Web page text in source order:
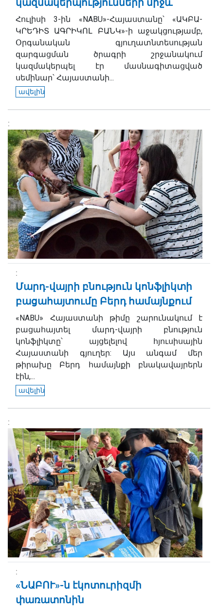
կազմակերպությունների միջև
Հուլիսի 3-ին «NABU»-Հայաստանը՝ «ԱԿԲԱ-
ԿՐԵԴԻՏ ԱԳՐԻԿՈԼ ԲԱՆԿ»-ի աջակցությամբ,
Օրգանական գյուղատնտեսության
զարգացման ծրագրի շրջանակում
կազմակերպել էր մասնագիտացված
սեմինար՝ Հայաստանի...
ավելին
Մարդ-վայրի բնություն կոնֆլիկտի
բացահայտումը Բերդ համայնքում
«NABU» Հայաստանի թիմը շարունակում է
բացահայտել մարդ-վայրի բնություն
կոնֆլիկտը՝ այցելելով հյուսիսային
Հայաստանի գյուղեր: Այս անգամ մեր
թիրախը Բերդ համայնքի բնակավայրերն
էին,...
ավելին
«ՆԱԲՈՒ»-ն էկոտուրիզմի
փառատոնին